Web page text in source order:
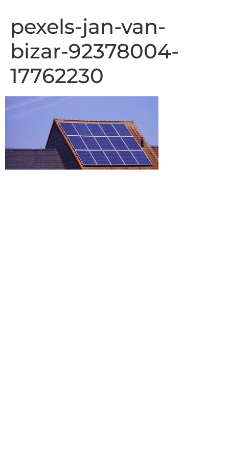
pexels-jan-van-
bizar-92378004-
17762230